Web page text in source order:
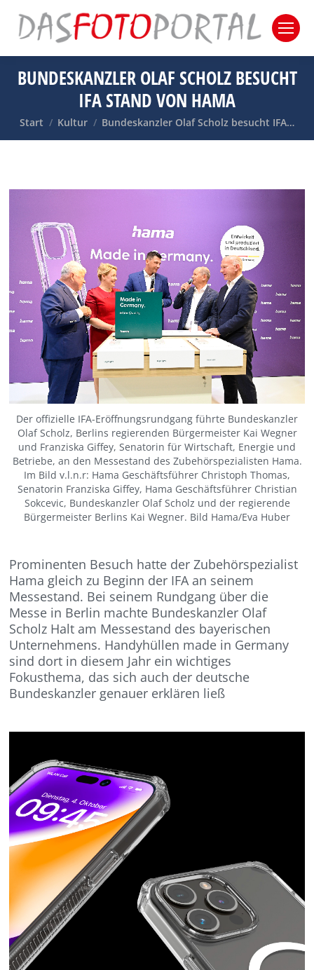
BUNDESKANZLER OLAF SCHOLZ BESUCHT
IFA STAND VON HAMA
Sie befinden sich hier:
Start Kultur Bundeskanzler Olaf Scholz besucht IFA…
Der offizielle IFA-Eröffnungsrundgang führte Bundeskanzler
Olaf Scholz, Berlins regierenden Bürgermeister Kai Wegner
und Franziska Giffey, Senatorin für Wirtschaft, Energie und
Betriebe, an den Messestand des Zubehörspezialisten Hama.
Im Bild v.l.n.r: Hama Geschäftsführer Christoph Thomas,
Senatorin Franziska Giffey, Hama Geschäftsführer Christian
Sokcevic, Bundeskanzler Olaf Scholz und der regierende
Bürgermeister Berlins Kai Wegner. Bild Hama/Eva Huber
Prominenten Besuch hatte der Zubehörspezialist
Hama gleich zu Beginn der IFA an seinem
Messestand. Bei seinem Rundgang über die
Messe in Berlin machte Bundeskanzler Olaf
Scholz Halt am Messestand des bayerischen
Unternehmens. Handyhüllen made in Germany
sind dort in diesem Jahr ein wichtiges
Fokusthema, das sich auch der deutsche
Bundeskanzler genauer erklären ließ